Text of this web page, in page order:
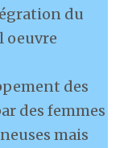
du
oeuvre
des
des femmes
mais